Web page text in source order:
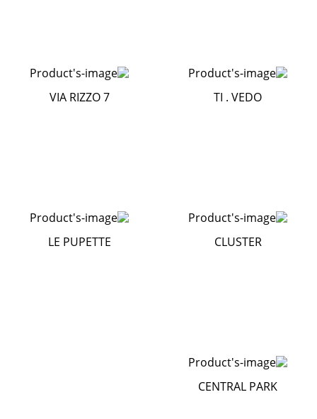
TI . VEDO
VIA RIZZO 7
CLUSTER
LE PUPETTE
CENTRAL PARK